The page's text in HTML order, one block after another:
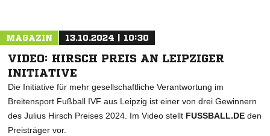
MAGAZIN 13.10.2024 | 10:30
VIDEO: HIRSCH PREIS AN LEIPZIGER
INITIATIVE
Die Initiative für mehr gesellschaftliche Verantwortung im
Breitensport Fußball IVF aus Leipzig ist einer von drei Gewinnern
des Julius Hirsch Preises 2024. Im Video stellt FUSSBALL.DE den
Preisträger vor.